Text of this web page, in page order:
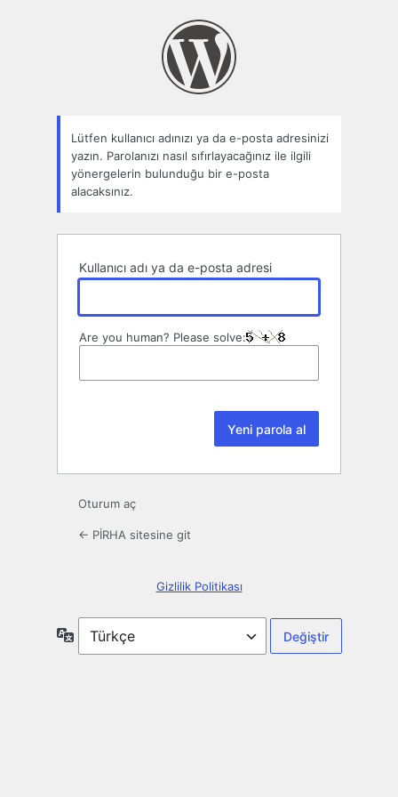
Lütfen kullanıcı adınızı ya da e-posta adresinizi
yazın. Parolanızı nasıl sıfırlayacağınız ile ilgili
yönergelerin bulunduğu bir e-posta
alacaksınız.
Kullanıcı adı ya da e-posta adresi
Are you human? Please solve:
Oturum aç
← PİRHA sitesine git
Gizlilik Politikası
Dil